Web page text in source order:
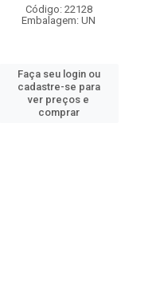
Código: 22128
Embalagem: UN
Faça seu login ou
cadastre-se para
ver preços e
comprar